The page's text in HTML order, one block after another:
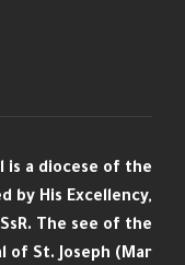
is a diocese of the
by His Excellency,
The see of the
of St. Joseph (Mar